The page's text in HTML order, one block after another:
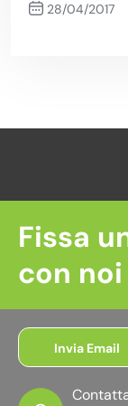
28/04/2017
Fissa
con noi
Invia Email